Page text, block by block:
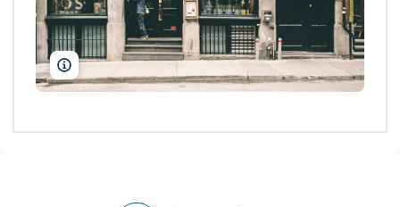
scottwebb/Pixabay